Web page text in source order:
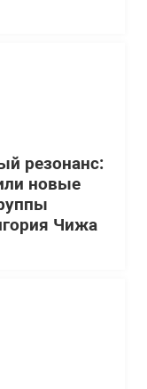
резонанс:
новые
Чижа